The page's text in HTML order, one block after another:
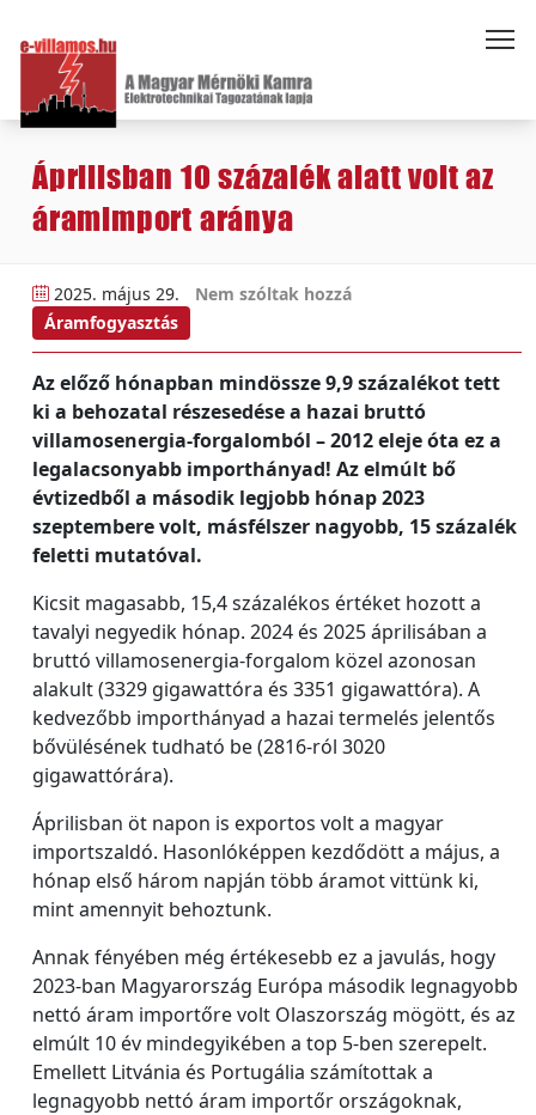
Áprilisban 10 százalék alatt volt az
áramimport aránya
2025. május 29.
Nem szóltak hozzá
Áramfogyasztás
Az előző hónapban mindössze 9,9 százalékot tett
ki a behozatal részesedése a hazai bruttó
villamosenergia-forgalomból – 2012 eleje óta ez a
legalacsonyabb importhányad! Az elmúlt bő
évtizedből a második legjobb hónap 2023
szeptembere volt, másfélszer nagyobb, 15 százalék
feletti mutatóval.
Kicsit magasabb, 15,4 százalékos értéket hozott a
tavalyi negyedik hónap. 2024 és 2025 áprilisában a
bruttó villamosenergia-forgalom közel azonosan
alakult (3329 gigawattóra és 3351 gigawattóra). A
kedvezőbb importhányad a hazai termelés jelentős
bővülésének tudható be (2816-ról 3020
gigawattórára).
Áprilisban öt napon is exportos volt a magyar
importszaldó. Hasonlóképpen kezdődött a május, a
hónap első három napján több áramot vittünk ki,
mint amennyit behoztunk.
Annak fényében még értékesebb ez a javulás, hogy
2023-ban Magyarország Európa második legnagyobb
nettó áram importőre volt Olaszország mögött, és az
elmúlt 10 év mindegyikében a top 5-ben szerepelt.
Emellett Litvánia és Portugália számítottak a
legnagyobb nettó áram importőr országoknak,